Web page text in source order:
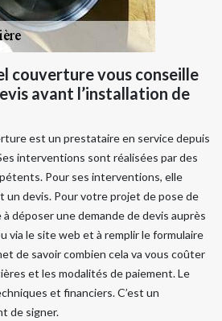
couverture vous conseille
avant l’installation de
est un prestataire en service depuis
interventions sont réalisées par des
Pour ses interventions, elle
devis. Pour votre projet de pose de
déposer une demande de devis auprès
via le site web et à remplir le formulaire
de savoir combien cela va vous coûter
et les modalités de paiement. Le
et financiers. C’est un
de signer.